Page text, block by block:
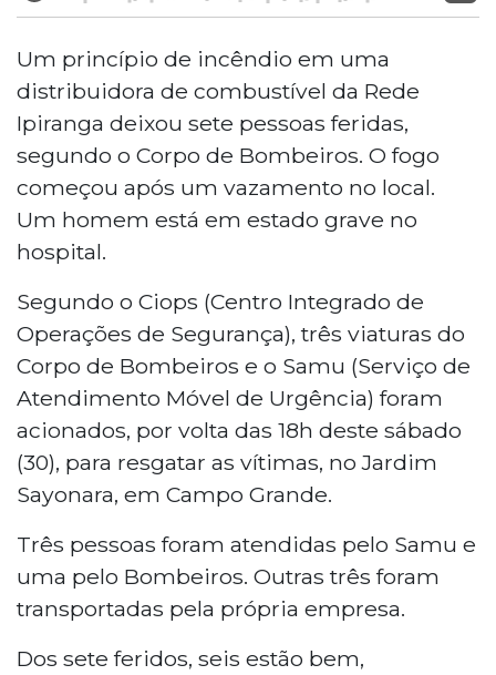
Um princípio de incêndio em uma
distribuidora de combustível da Rede
Ipiranga deixou sete pessoas feridas,
segundo o Corpo de Bombeiros. O fogo
começou após um vazamento no local.
Um homem está em estado grave no
hospital.
Segundo o Ciops (Centro Integrado de
Operações de Segurança), três viaturas do
Corpo de Bombeiros e o Samu (Serviço de
Atendimento Móvel de Urgência) foram
acionados, por volta das 18h deste sábado
(30), para resgatar as vítimas, no Jardim
Sayonara, em Campo Grande.
Três pessoas foram atendidas pelo Samu e
uma pelo Bombeiros. Outras três foram
transportadas pela própria empresa.
Dos sete feridos, seis estão bem,